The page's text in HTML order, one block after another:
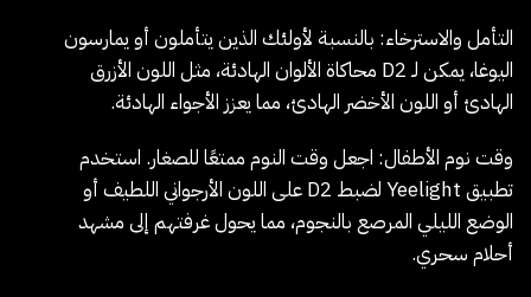
التأمل والاسترخاء: بالنسبة لأولئك الذين يتأملون أو يمارسون
اليوغا، يمكن لـ D2 محاكاة الألوان الهادئة، مثل اللون الأزرق
الهادئ أو اللون الأخضر الهادئ، مما يعزز الأجواء الهادئة.
وقت نوم الأطفال: اجعل وقت النوم ممتعًا للصغار. استخدم
تطبيق Yeelight لضبط D2 على اللون الأرجواني اللطيف أو
الوضع الليلي المرصع بالنجوم، مما يحول غرفتهم إلى مشهد
أحلام سحري.